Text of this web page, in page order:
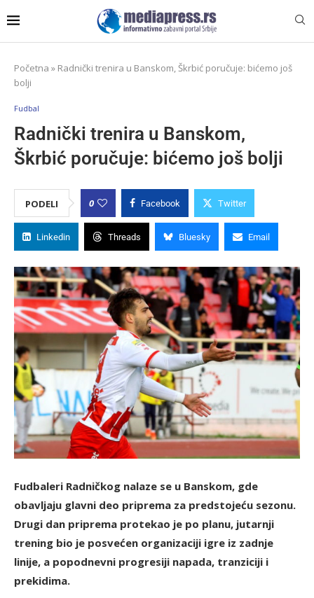
Početna » Radnički trenira u Banskom, Škrbić poručuje: bićemo još
bolji
Fudbal
Radnički trenira u Banskom,
Škrbić poručuje: bićemo još bolji
PODELI 0 Facebook Twitter
Linkedin Threads Bluesky Email
Fudbaleri Radničkog nalaze se u Banskom, gde
obavljaju glavni deo priprema za predstojeću sezonu.
Drugi dan priprema protekao je po planu, jutarnji
trening bio je posvećen organizaciji igre iz zadnje
linije, a popodnevni progresiji napada, tranziciji i
prekidima.